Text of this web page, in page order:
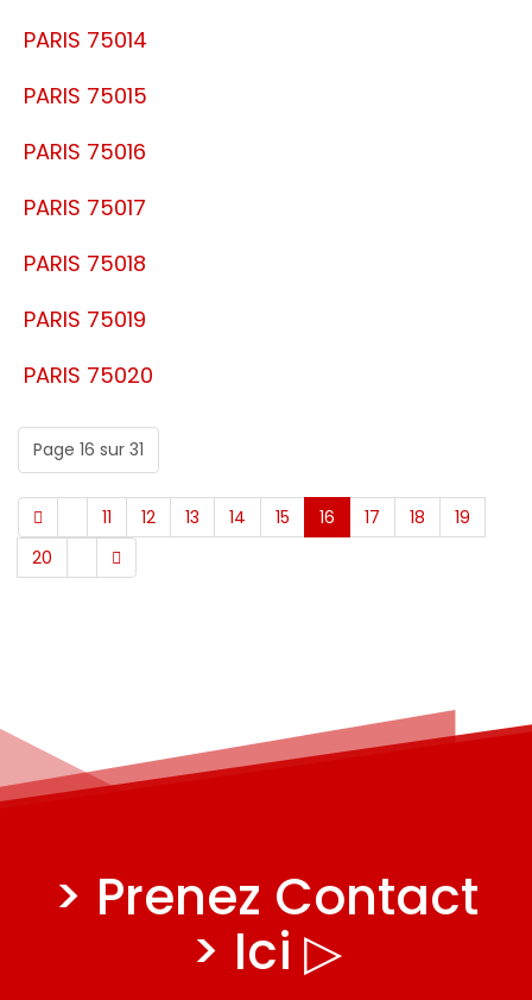
PARIS 75014
PARIS 75015
PARIS 75016
PARIS 75017
PARIS 75018
PARIS 75019
PARIS 75020
Page 16 sur 31
11 12 13 14 15 16 17 18
19
20
> Prenez Contact
> Ici ▷